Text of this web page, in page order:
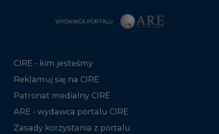
WYDAWCA PORTALU
CIRE - kim jesteśmy
Reklamuj się na CIRE
Patronat medialny CIRE
ARE - wydawca portalu CIRE
Zasady korzystania z portalu